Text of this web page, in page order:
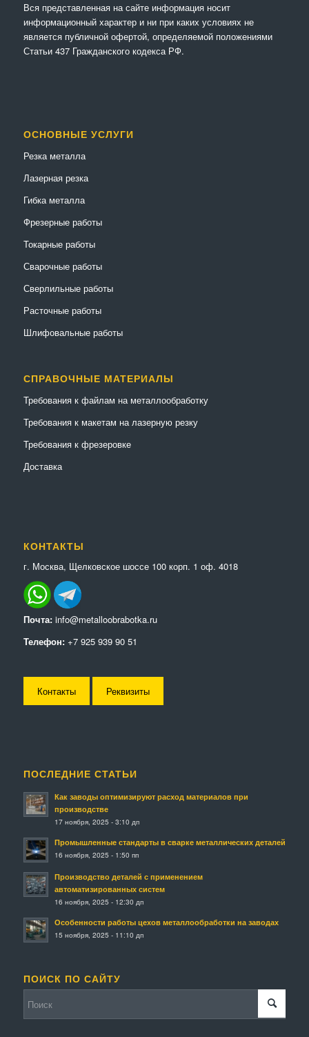
Вся представленная на сайте информация носит
информационный характер и ни при каких условиях не
является публичной офертой, определяемой положениями
Статьи 437 Гражданского кодекса РФ.
ОСНОВНЫЕ УСЛУГИ
Резка металла
Лазерная резка
Гибка металла
Фрезерные работы
Токарные работы
Сварочные работы
Сверлильные работы
Расточные работы
Шлифовальные работы
СПРАВОЧНЫЕ МАТЕРИАЛЫ
Требования к файлам на металлообработку
Требования к макетам на лазерную резку
Требования к фрезеровке
Доставка
КОНТАКТЫ
г. Москва, Щелковское шоссе 100 корп. 1 оф. 4018
Почта: info@metalloobrabotka.ru
Телефон: +7 925 939 90 51
Контакты Реквизиты
ПОСЛЕДНИЕ СТАТЬИ
Как заводы оптимизируют расход материалов при
производстве
17 ноября, 2025 - 3:10 дп
Промышленные стандарты в сварке металлических деталей
16 ноября, 2025 - 1:50 пп
Производство деталей с применением
автоматизированных систем
16 ноября, 2025 - 12:30 дп
Особенности работы цехов металлообработки на заводах
15 ноября, 2025 - 11:10 дп
ПОИСК ПО САЙТУ